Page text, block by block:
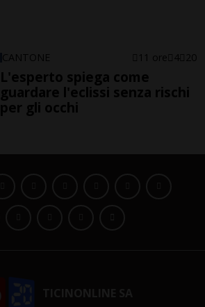
CANTONE 11 ore 4 20
L'esperto spiega come
guardare l'eclissi senza rischi
per gli occhi